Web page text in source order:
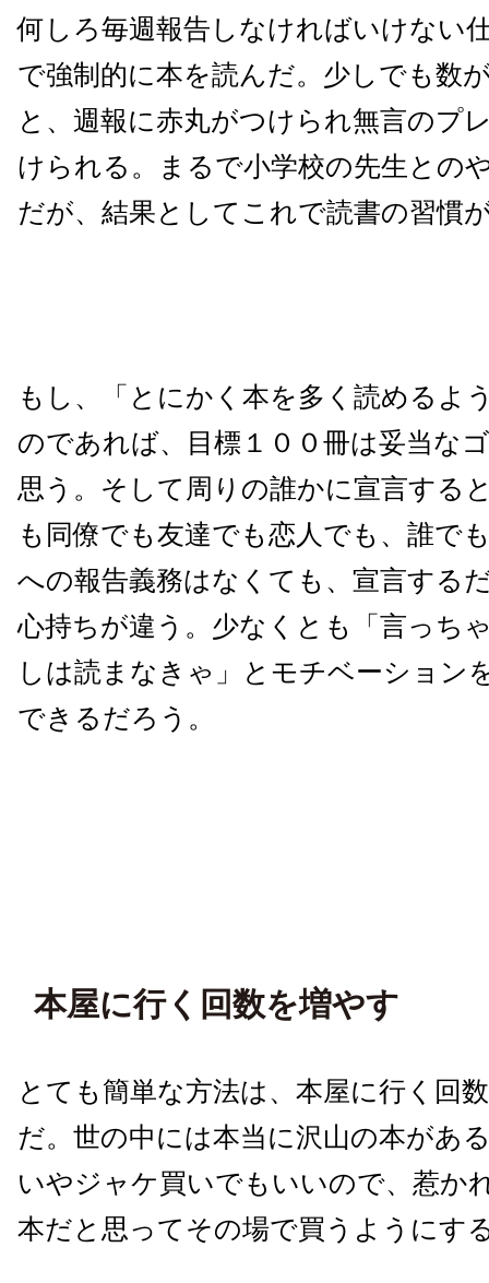
何しろ毎週報告しなければいけない
で強制的に本を読んだ。少しでも数
と、週報に赤丸がつけられ無言のプ
けられる。まるで小学校の先生との
だが、結果としてこれで読書の習慣
もし、「とにかく本を多く読めるよ
のであれば、目標１００冊は妥当な
思う。そして周りの誰かに宣言する
も同僚でも友達でも恋人でも、誰で
への報告義務はなくても、宣言する
心持ちが違う。少なくとも「言っち
しは読まなきゃ」とモチベーション
できるだろう。
本屋に行く回数を増やす
とても簡単な方法は、本屋に行く回
だ。世の中には本当に沢山の本があ
いやジャケ買いでもいいので、惹か
本だと思ってその場で買うようにす